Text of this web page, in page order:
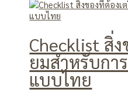
Checklist สิ่
ยมสำหรับกา
แบบไทย